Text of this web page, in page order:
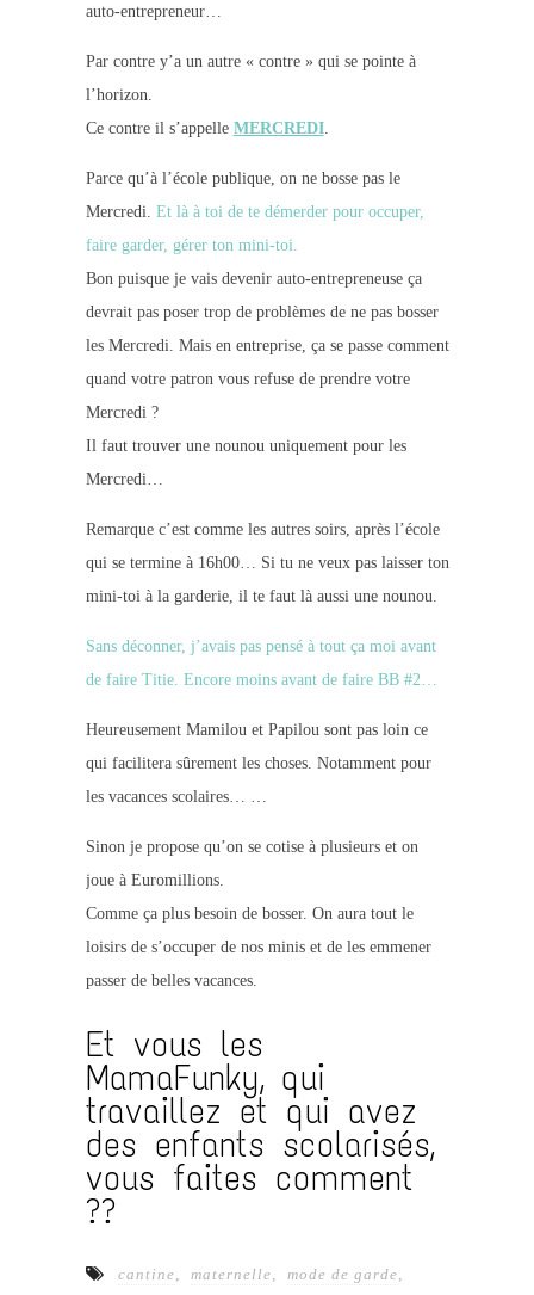
auto-entrepreneur…
Par contre y’a un autre « contre » qui se pointe à
l’horizon.
Ce contre il s’appelle MERCREDI.
Parce qu’à l’école publique, on ne bosse pas le
Mercredi. Et là à toi de te démerder pour occuper,
faire garder, gérer ton mini-toi.
Bon puisque je vais devenir auto-entrepreneuse ça
devrait pas poser trop de problèmes de ne pas bosser
les Mercredi. Mais en entreprise, ça se passe comment
quand votre patron vous refuse de prendre votre
Mercredi ?
Il faut trouver une nounou uniquement pour les
Mercredi…
Remarque c’est comme les autres soirs, après l’école
qui se termine à 16h00… Si tu ne veux pas laisser ton
mini-toi à la garderie, il te faut là aussi une nounou.
Sans déconner, j’avais pas pensé à tout ça moi avant
de faire Titie. Encore moins avant de faire BB #2…
Heureusement Mamilou et Papilou sont pas loin ce
qui facilitera sûrement les choses. Notamment pour
les vacances scolaires… …
Sinon je propose qu’on se cotise à plusieurs et on
joue à Euromillions.
Comme ça plus besoin de bosser. On aura tout le
loisirs de s’occuper de nos minis et de les emmener
passer de belles vacances.
Et vous les
MamaFunky, qui
travaillez et qui avez
des enfants scolarisés,
vous faites comment
??
cantine maternelle mode de garde